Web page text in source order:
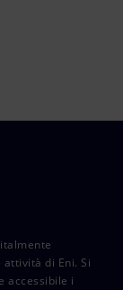
di Eni. Si
accessibile i